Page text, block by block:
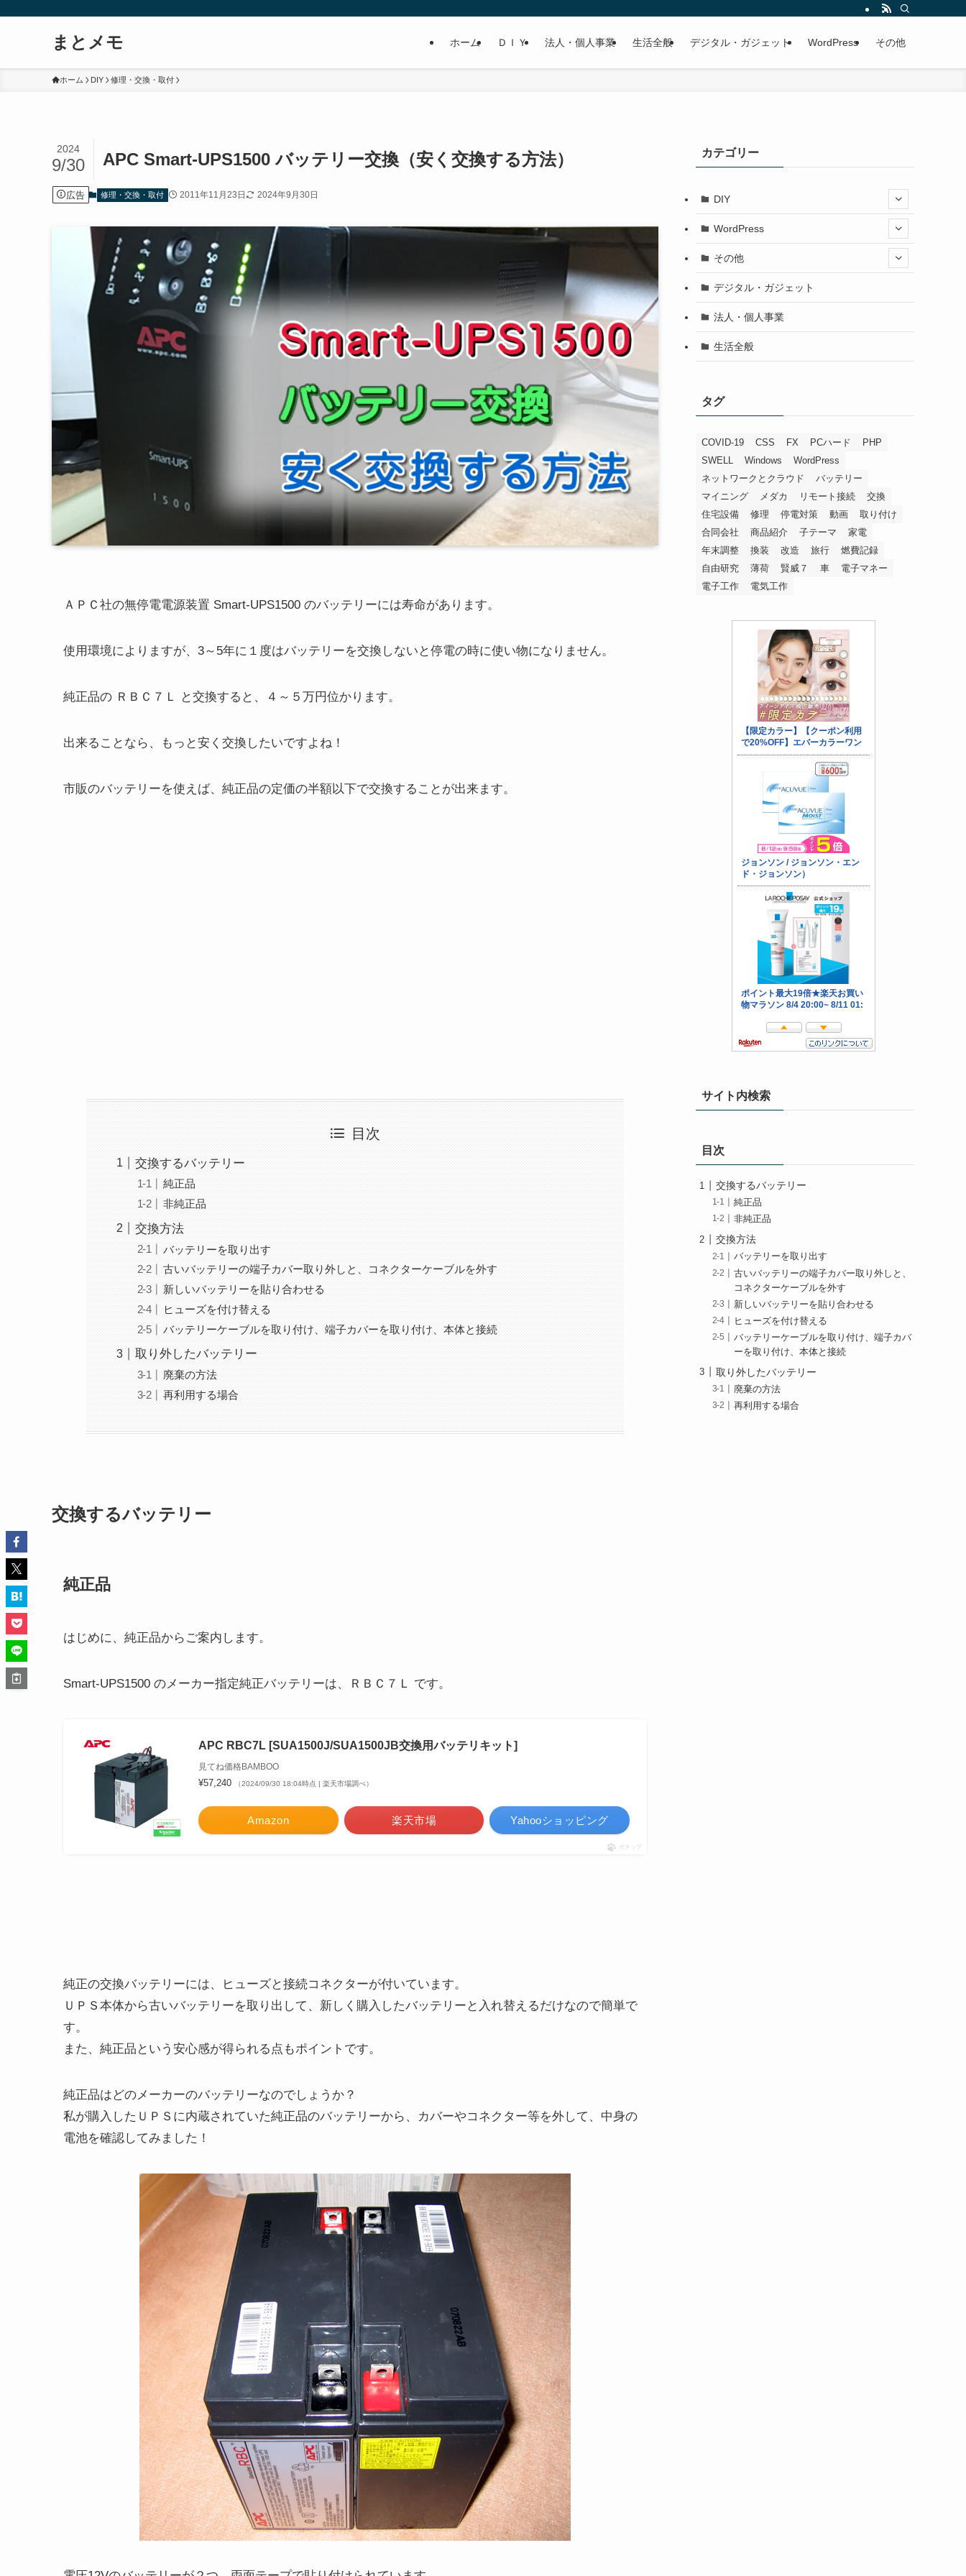
まとメモ ホーム ＤＩＹ 法人・個人事業 生活全般 デジタル・ガジェット WordPress その他
ホーム DIY 修理・交換・取付
APC Smart-UPS1500 バッテリー交換（安く交換する方法）
2024
9/30
広告 修理・交換・取付 2011年11月23日 2024年9月30日
ＡＰＣ社の無停電電源装置 Smart-UPS1500 のバッテリーには寿命があります。
使用環境によりますが、3～5年に１度はバッテリーを交換しないと停電の時に使い物になりません。
純正品の ＲＢＣ７Ｌ と交換すると、４～５万円位かります。
出来ることなら、もっと安く交換したいですよね！
市販のバッテリーを使えば、純正品の定価の半額以下で交換することが出来ます。
目次
交換するバッテリー
純正品
非純正品
交換方法
バッテリーを取り出す
古いバッテリーの端子カバー取り外しと、コネクターケーブルを外す
新しいバッテリーを貼り合わせる
ヒューズを付け替える
バッテリーケーブルを取り付け、端子カバーを取り付け、本体と接続
取り外したバッテリー
廃棄の方法
再利用する場合
交換するバッテリー
純正品
はじめに、純正品からご案内します。
Smart-UPS1500 のメーカー指定純正バッテリーは、ＲＢＣ７Ｌ です。
APC RBC7L [SUA1500J/SUA1500JB交換用バッテリキット]
見てね価格BAMBOO
¥57,240 （2024/09/30 18:04時点 | 楽天市場調べ）
Amazon 楽天市場 Yahooショッピング
ポチップ
純正の交換バッテリーには、ヒューズと接続コネクターが付いています。
ＵＰＳ本体から古いバッテリーを取り出して、新しく購入したバッテリーと入れ替えるだけなので簡単で
す。
また、純正品という安心感が得られる点もポイントです。
純正品はどのメーカーのバッテリーなのでしょうか？
私が購入したＵＰＳに内蔵されていた純正品のバッテリーから、カバーやコネクター等を外して、中身の
電池を確認してみました！
カテゴリー
DIY
WordPress
その他
デジタル・ガジェット
法人・個人事業
生活全般
タグ
COVID-19 CSS FX PCハード
PHP
SWELL
Windows
WordPress
ネットワークとクラウド
バッテリー
マイニング
メダカ リモート接続
交換
住宅設備
修理 停電対策 動画
取り付け
合同会社
商品紹介 子テーマ
家電
年末調整
換装 改造 旅行
燃費記録
自由研究
薄荷 賢威７ 車
電子マネー
電子工作
電気工作
サイト内検索
目次
交換するバッテリー
純正品
非純正品
交換方法
バッテリーを取り出す
古いバッテリーの端子カバー取り外しと、
コネクターケーブルを外す
新しいバッテリーを貼り合わせる
ヒューズを付け替える
バッテリーケーブルを取り付け、端子カバ
ーを取り付け、本体と接続
取り外したバッテリー
廃棄の方法
再利用する場合